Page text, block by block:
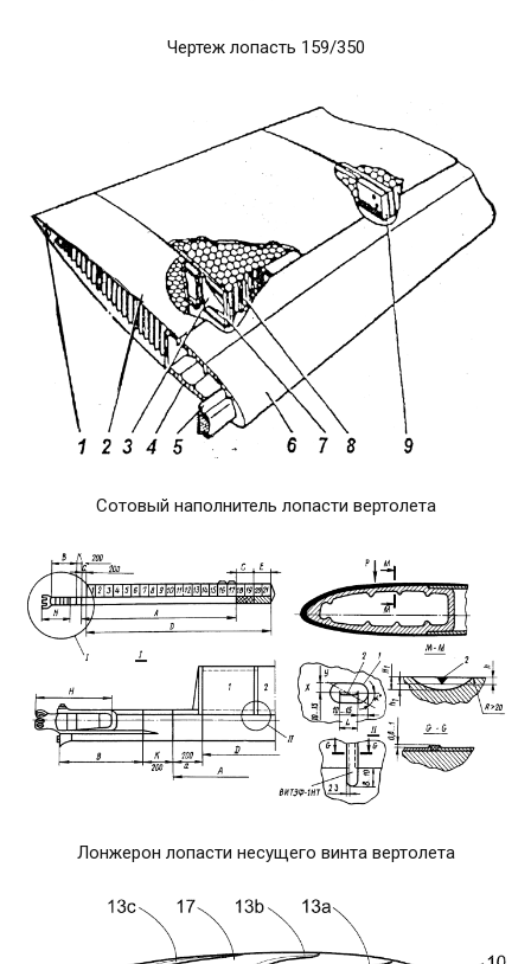
Чертеж лопасть 159/350
Сотовый наполнитель лопасти вертолета
Лонжерон лопасти несущего винта вертолета